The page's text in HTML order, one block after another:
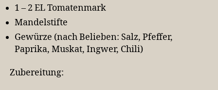
1 – 2 EL Tomatenmark
Mandelstifte
Gewürze (nach Belieben: Salz, Pfeffer,
Paprika, Muskat, Ingwer, Chili)
Zubereitung: